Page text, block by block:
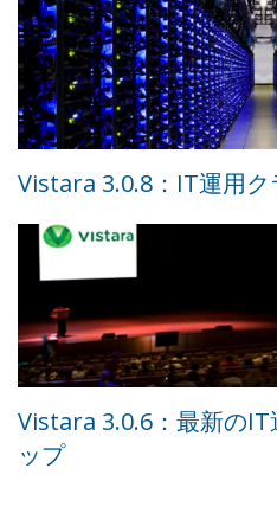
Vistara 3.0.8：IT運用
Vistara 3.0.6：最新の
ップ